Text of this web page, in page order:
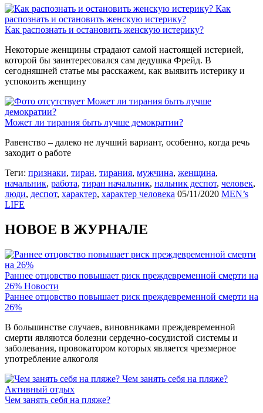
Как
распознать и остановить женскую истерику?
Как распознать и остановить женскую истерику?
Некоторые женщины страдают самой настоящей истерией,
которой бы заинтересовался сам дедушка Фрейд. В
сегодняшней статье мы расскажем, как выявить истерику и
успокоить женщину
Может ли тирания быть лучше
демократии?
Может ли тирания быть лучше демократии?
Равенство – далеко не лучший вариант, особенно, когда речь
заходит о работе
Теги: признаки, тиран, тирания, мужчина, женщина,
начальник, работа, тиран начальник, нальник деспот, человек,
люди, деспот, характер, характер человека 05/11/2020 MEN’s
LIFE
НОВОЕ В ЖУРНАЛЕ
Раннее отцовство повышает риск преждевременной смерти на
26% Новости
Раннее отцовство повышает риск преждевременной смерти на
26%
В большинстве случаев, виновниками преждевременной
смерти являются болезни сердечно-сосудистой системы и
заболевания, провокатором которых является чрезмерное
употребление алкоголя
Чем занять себя на пляже?
Активный отдых
Чем занять себя на пляже?